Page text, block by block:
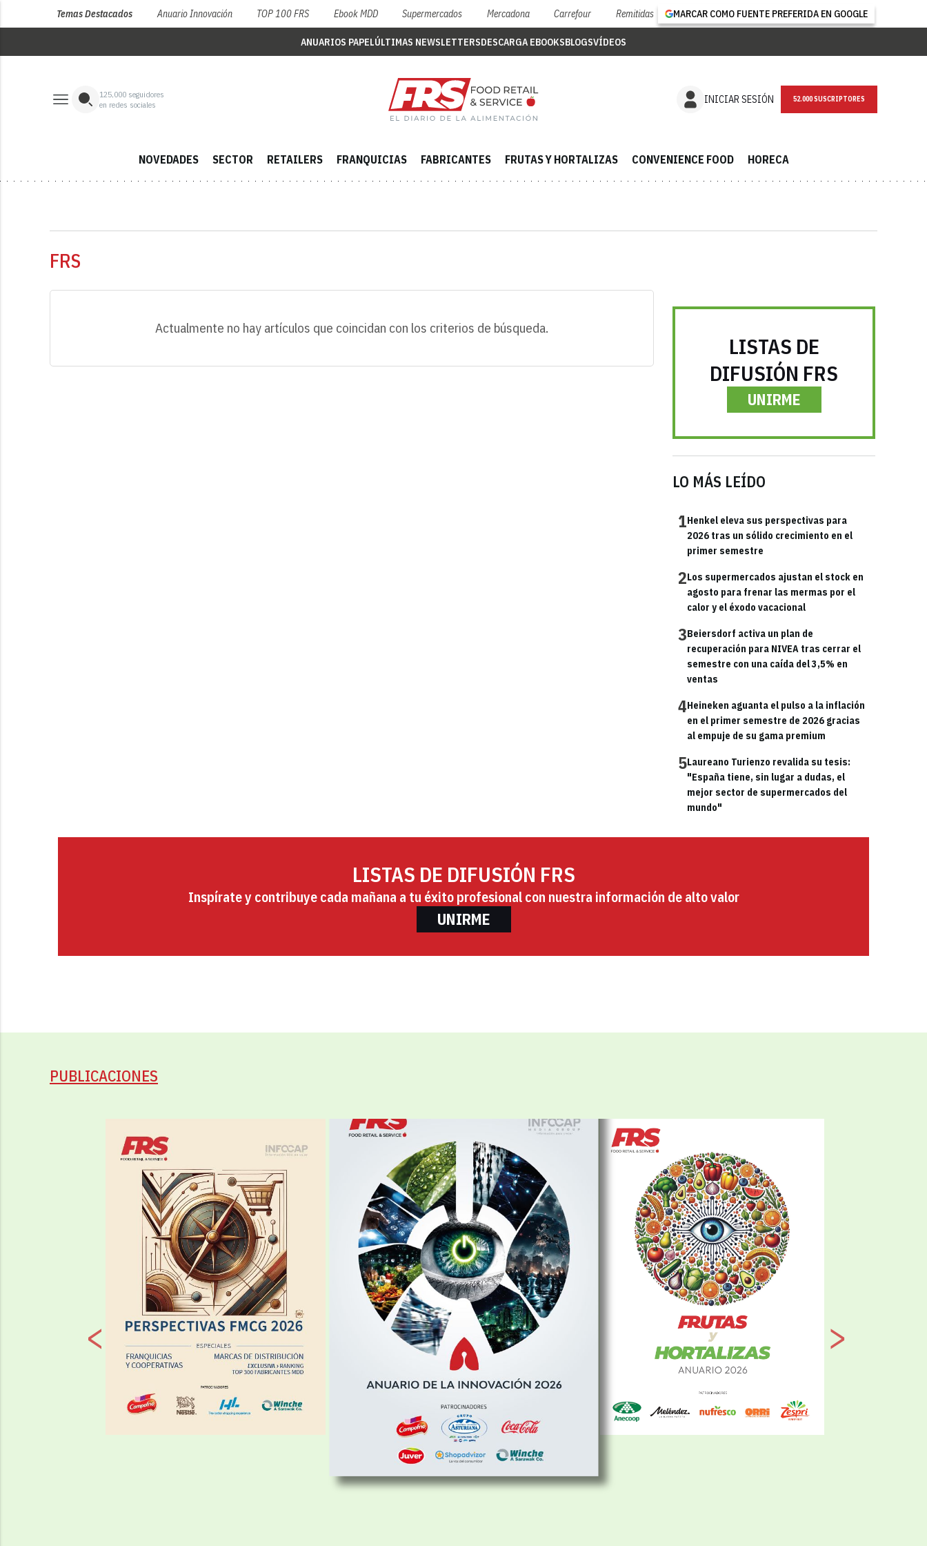
Temas Destacados Anuario Innovación TOP 100 FRS Ebook MDD Supermercados Mercadona Carrefour Remitidas MARCAR COMO FUENTE PREFERIDA EN GOOGLE
ANUARIOS PAPELÚLTIMAS NEWSLETTERSDESCARGA EBOOKSBLOGSVÍDEOS
125,000 seguidores
en redes sociales
INICIAR SESIÓN 52.000 SUSCRIPTORES
NOVEDADES SECTOR RETAILERS FRANQUICIAS FABRICANTES FRUTAS Y HORTALIZAS CONVENIENCE FOOD HORECA
FRS
Actualmente no hay artículos que coincidan con los criterios de búsqueda.
LISTAS DE
DIFUSIÓN FRS
UNIRME
LO MÁS LEÍDO
1Henkel eleva sus perspectivas para
2026 tras un sólido crecimiento en el
primer semestre
2Los supermercados ajustan el stock en
agosto para frenar las mermas por el
calor y el éxodo vacacional
3Beiersdorf activa un plan de
recuperación para NIVEA tras cerrar el
semestre con una caída del 3,5% en
ventas
4Heineken aguanta el pulso a la inflación
en el primer semestre de 2026 gracias
al empuje de su gama premium
5Laureano Turienzo revalida su tesis:
"España tiene, sin lugar a dudas, el
mejor sector de supermercados del
mundo"
LISTAS DE DIFUSIÓN FRS
Inspírate y contribuye cada mañana a tu éxito profesional con nuestra información de alto valor
UNIRME
PUBLICACIONES